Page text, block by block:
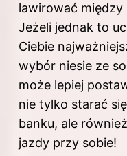
lawirować między
Jeżeli jednak to
Ciebie
wybór niesie ze
może lepiej
nie tylko starać
banku, ale
jazdy przy sobie!